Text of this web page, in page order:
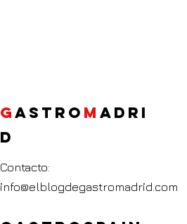
GASTRO M ADRI
D
Contacto:
info@elblogdegastromadrid.com